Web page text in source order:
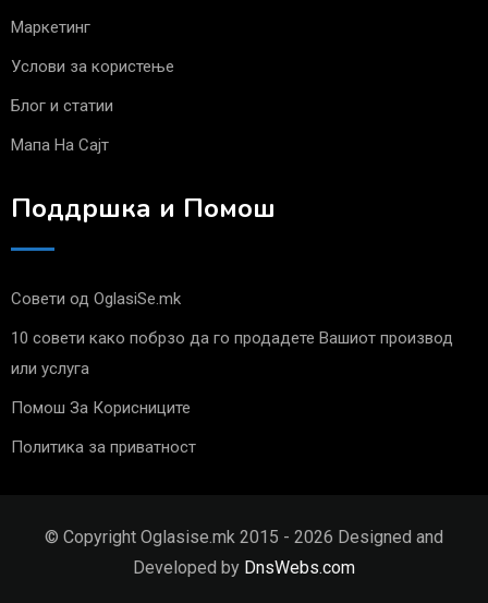
Маркетинг
Услови за користење
Блог и статии
Мапа На Сајт
Поддршка и Помош
Совети од OglasiSe.mk
10 совети како побрзо да го продадете Вашиот производ
или услуга
Помош За Корисниците
Политика за приватност
© Copyright Oglasise.mk 2015 - 2026 Designed and
Developed by DnsWebs.com